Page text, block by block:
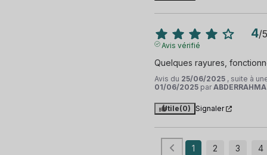
4/5
Avis vérifié
Quelques rayures,
Avis du 25/06/2025 , suite à
01/06/2025 par
Utile(0) Signaler
1 2 3 4